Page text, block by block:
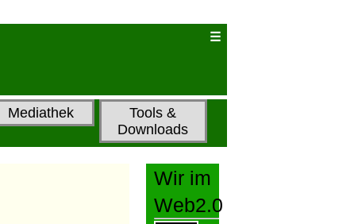
Mediathek
Tools &
Downloads
Wir im
Web2.0